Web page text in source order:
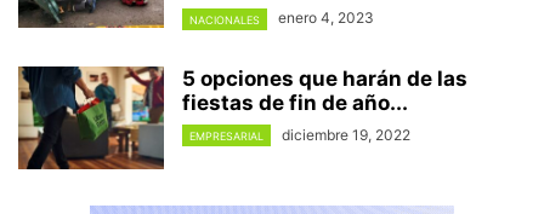
NACIONALES enero 4, 2023
5 opciones que harán de las
fiestas de fin de año...
EMPRESARIAL diciembre 19, 2022